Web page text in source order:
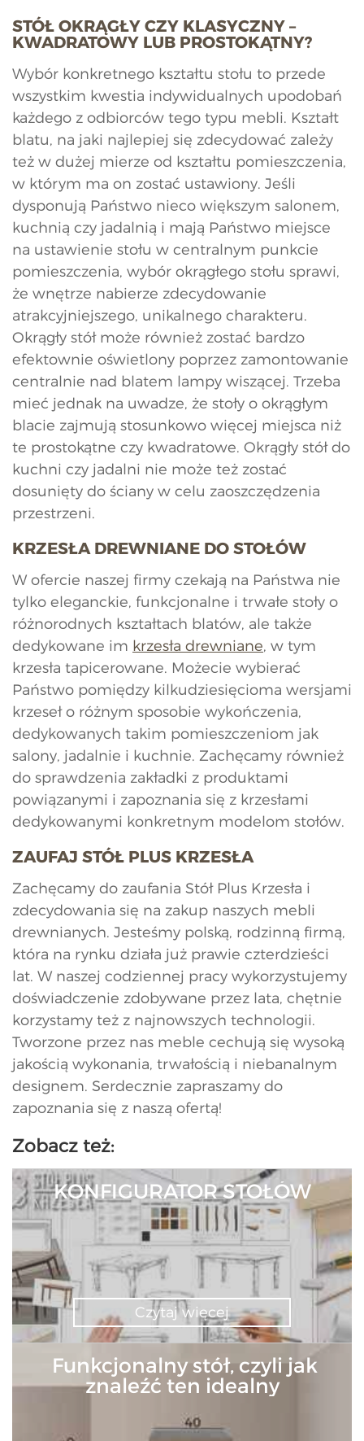
STÓŁ OKRĄGŁY CZY KLASYCZNY –
KWADRATOWY LUB PROSTOKĄTNY?
Wybór konkretnego kształtu stołu to przede
wszystkim kwestia indywidualnych upodobań
każdego z odbiorców tego typu mebli. Kształt
blatu, na jaki najlepiej się zdecydować zależy
też w dużej mierze od kształtu pomieszczenia,
w którym ma on zostać ustawiony. Jeśli
dysponują Państwo nieco większym salonem,
kuchnią czy jadalnią i mają Państwo miejsce
na ustawienie stołu w centralnym punkcie
pomieszczenia, wybór okrągłego stołu sprawi,
że wnętrze nabierze zdecydowanie
atrakcyjniejszego, unikalnego charakteru.
Okrągły stół może również zostać bardzo
efektownie oświetlony poprzez zamontowanie
centralnie nad blatem lampy wiszącej. Trzeba
mieć jednak na uwadze, że stoły o okrągłym
blacie zajmują stosunkowo więcej miejsca niż
te prostokątne czy kwadratowe. Okrągły stół do
kuchni czy jadalni nie może też zostać
dosunięty do ściany w celu zaoszczędzenia
przestrzeni.
KRZESŁA DREWNIANE DO STOŁÓW
W ofercie naszej firmy czekają na Państwa nie
tylko eleganckie, funkcjonalne i trwałe stoły o
różnorodnych kształtach blatów, ale także
dedykowane im krzesła drewniane, w tym
krzesła tapicerowane. Możecie wybierać
Państwo pomiędzy kilkudziesięcioma wersjami
krzeseł o różnym sposobie wykończenia,
dedykowanych takim pomieszczeniom jak
salony, jadalnie i kuchnie. Zachęcamy również
do sprawdzenia zakładki z produktami
powiązanymi i zapoznania się z krzesłami
dedykowanymi konkretnym modelom stołów.
ZAUFAJ STÓŁ PLUS KRZESŁA
Zachęcamy do zaufania Stół Plus Krzesła i
zdecydowania się na zakup naszych mebli
drewnianych. Jesteśmy polską, rodzinną firmą,
która na rynku działa już prawie czterdzieści
lat. W naszej codziennej pracy wykorzystujemy
doświadczenie zdobywane przez lata, chętnie
korzystamy też z najnowszych technologii.
Tworzone przez nas meble cechują się wysoką
jakością wykonania, trwałością i niebanalnym
designem. Serdecznie zapraszamy do
zapoznania się z naszą ofertą!
Zobacz też:
KONFIGURATOR STOŁÓW
Czytaj więcej
Funkcjonalny stół, czyli jak
znaleźć ten idealny